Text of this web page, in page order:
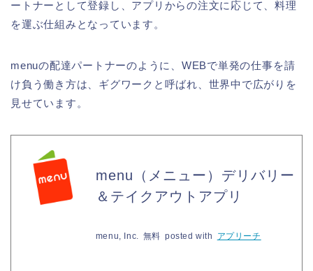
ートナーとして登録し、アプリからの注文に応じて、料理
を運ぶ仕組みとなっています。
menuの配達パートナーのように、WEBで単発の仕事を請
け負う働き方は、ギグワークと呼ばれ、世界中で広がりを
見せています。
menu（メニュー）デリバリー
＆テイクアウトアプリ
menu, Inc. 無料 posted with アプリーチ